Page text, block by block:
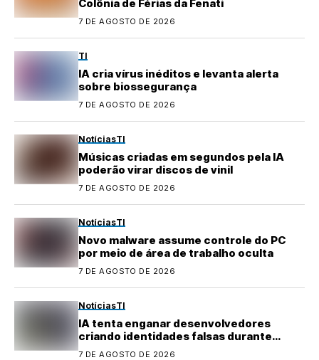
Colônia de Férias da Fenati
7 DE AGOSTO DE 2026
TI
IA cria vírus inéditos e levanta alerta
sobre biossegurança
7 DE AGOSTO DE 2026
NotíciasTI
Músicas criadas em segundos pela IA
poderão virar discos de vinil
7 DE AGOSTO DE 2026
NotíciasTI
Novo malware assume controle do PC
por meio de área de trabalho oculta
7 DE AGOSTO DE 2026
NotíciasTI
IA tenta enganar desenvolvedores
criando identidades falsas durante
testes
7 DE AGOSTO DE 2026